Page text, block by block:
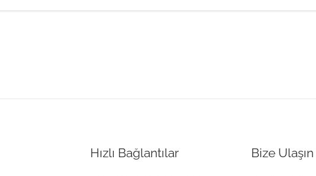
Hızlı Bağlantılar Bize Ulaşın